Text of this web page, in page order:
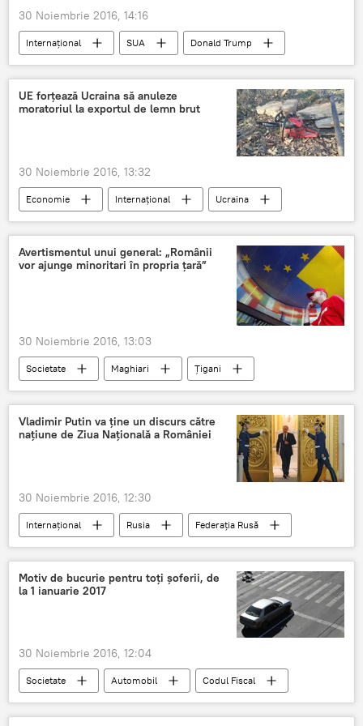
30 Noiembrie 2016, 14:16
Internaţional SUA
Donald Trump
Drapel
Comuniști
profanarea simbolurilor naționale
UE forțează Ucraina să anuleze
moratoriul la exportul de lemn brut
30 Noiembrie 2016, 13:32
Economie Internaţional
Ucraina
Export
Păduri
Lemne
Ecologie
Masa lemnoasă
Uniunea Europeană
Avertismentul unui general: „Românii
vor ajunge minoritari în propria țară”
30 Noiembrie 2016, 13:03
Societate Maghiari
Țigani
Unguri
romi
Minoritățile etnice
România
Vladimir Putin va ţine un discurs către
naţiune de Ziua Naţională a României
30 Noiembrie 2016, 12:30
Internaţional Rusia
Federația Rusă
1 decembrie
Discurs
Ziua Națională a României
Adresare
Vladimir Putin
Motiv de bucurie pentru toți șoferii, de
la 1 ianuarie 2017
30 Noiembrie 2016, 12:04
Societate Automobil
Codul Fiscal
România